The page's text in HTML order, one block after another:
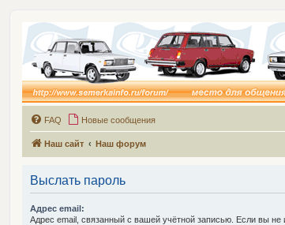
FAQ Новые сообщения
Наш сайт Наш форум
Выслать пароль
Адрес email:
Адрес email, связанный с вашей учётной записью. Если вы не